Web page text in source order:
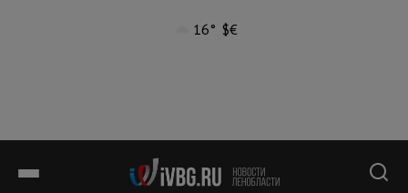
16° $€